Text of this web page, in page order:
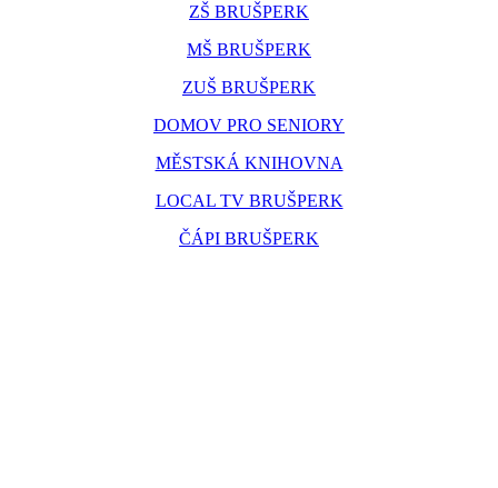
ZŠ BRUŠPERK
MŠ BRUŠPERK
ZUŠ BRUŠPERK
DOMOV PRO SENIORY
MĚSTSKÁ KNIHOVNA
LOCAL TV BRUŠPERK
ČÁPI BRUŠPERK